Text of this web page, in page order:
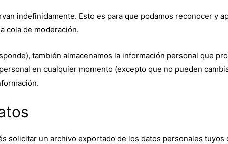
indefinidamente. Esto es para que podamos reconocer y
cola de moderación.
también almacenamos la información personal que
en cualquier momento (excepto que no pueden
solicitar un archivo exportado de los datos personales